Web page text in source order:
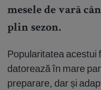
mesele de vară
plin sezon.
Popularitatea acestui
datorează în mare
preparare, dar și